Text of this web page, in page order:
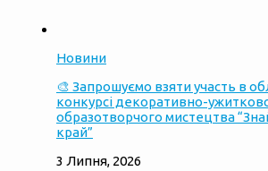
Новини
🎨 Запрошуємо взяти участь в
конкурсі декоративно-
образотворчого мистецтва
край”
3 Липня, 2026